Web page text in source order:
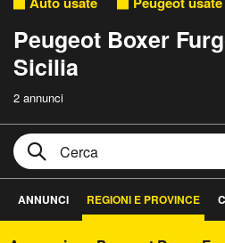
Peugeot Boxer
Sicilia
2 annunci
ANNUNCI REGIONI E PROVINCE